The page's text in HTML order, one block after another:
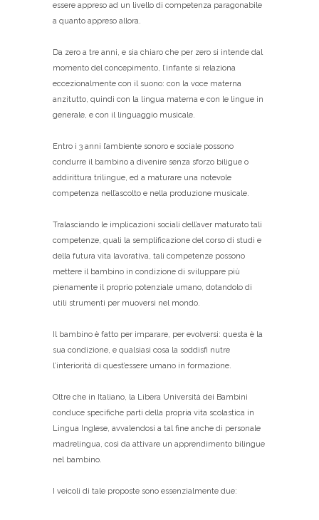
essere appreso ad un livello di competenza paragonabile
a quanto appreso allora.
Da zero a tre anni, e sia chiaro che per zero si intende dal
momento del concepimento, l’infante si relaziona
eccezionalmente con il suono: con la voce materna
anzitutto, quindi con la lingua materna e con le lingue in
generale, e con il linguaggio musicale.
Entro i 3 anni l’ambiente sonoro e sociale possono
condurre il bambino a divenire senza sforzo biligue o
addirittura trilingue, ed a maturare una notevole
competenza nell’ascolto e nella produzione musicale.
Tralasciando le implicazioni sociali dell’aver maturato tali
competenze, quali la semplificazione del corso di studi e
della futura vita lavorativa, tali competenze possono
mettere il bambino in condizione di sviluppare più
pienamente il proprio potenziale umano, dotandolo di
utili strumenti per muoversi nel mondo.
Il bambino è fatto per imparare, per evolversi: questa è la
sua condizione, e qualsiasi cosa la soddisfi nutre
l’interiorità di quest’essere umano in formazione.
Oltre che in Italiano, la Libera Università dei Bambini
conduce specifiche parti della propria vita scolastica in
Lingua Inglese, avvalendosi a tal fine anche di personale
madrelingua, così da attivare un apprendimento bilingue
nel bambino.
I veicoli di tale proposte sono essenzialmente due: